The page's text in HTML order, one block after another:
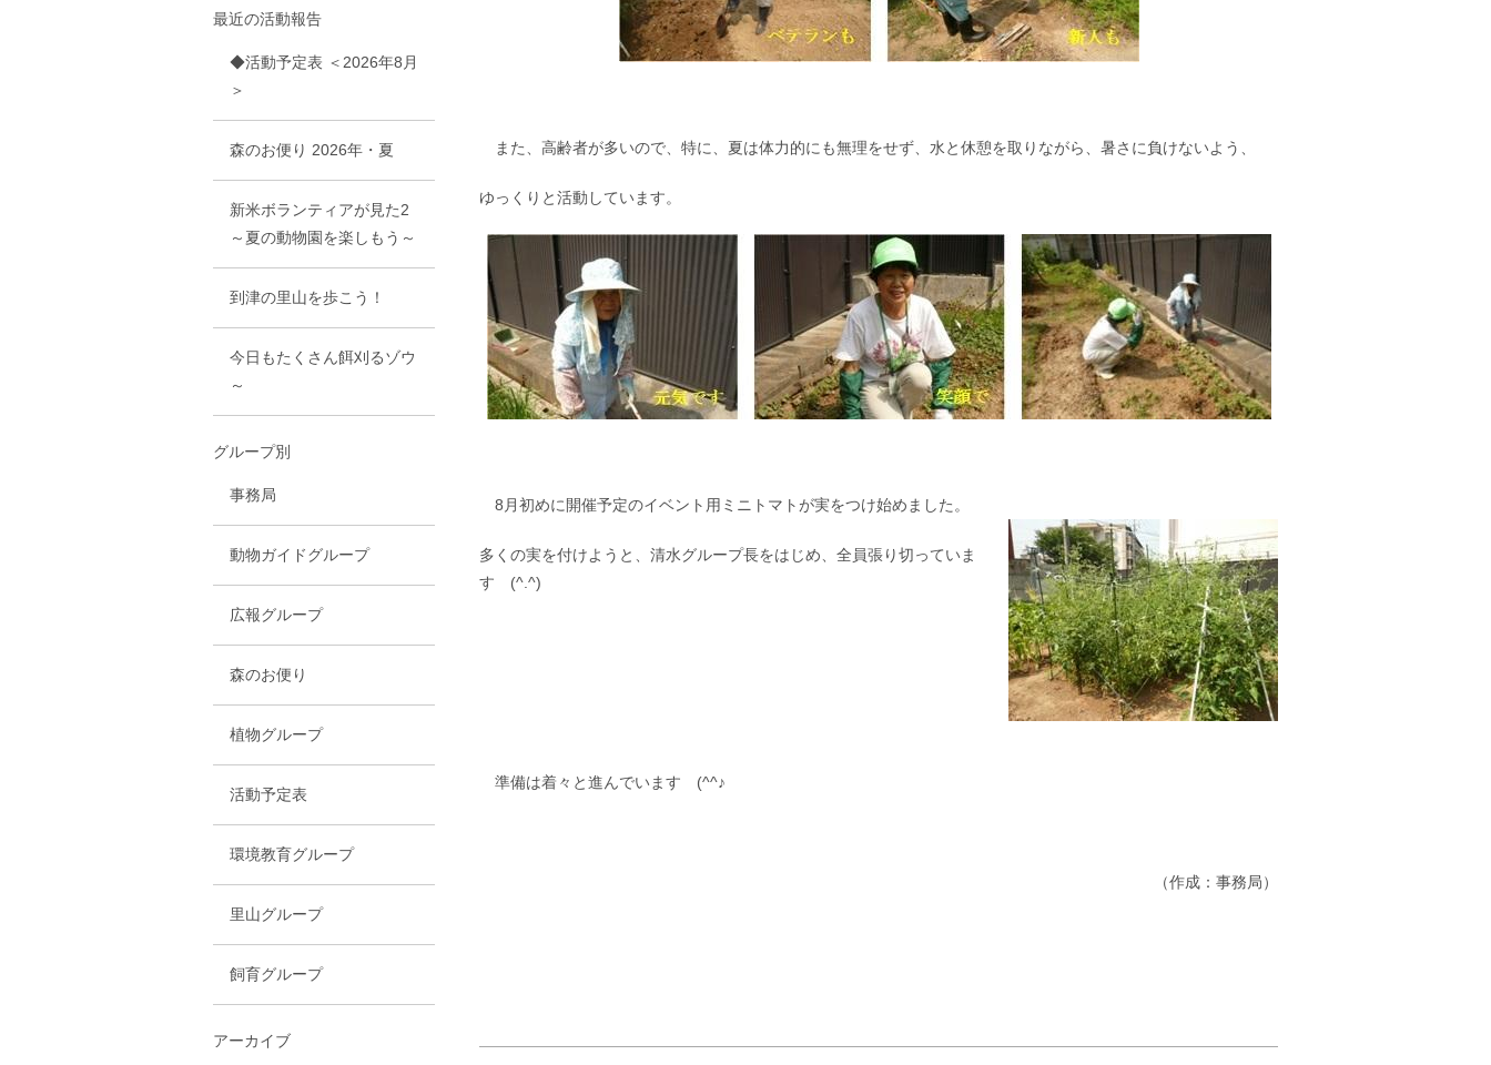
また、高齢者が多いので、特に、夏は体力的にも無理をせず、水と休憩を取りながら、暑さに負けないよう、
ゆっくりと活動しています。
8月初めに開催予定のイベント用ミニトマトが実をつけ始めました。
多くの実を付けようと、清水グループ長をはじめ、全員張り切っていま
す (^.^)
準備は着々と進んでいます (^^♪
（作成：事務局）
最近の活動報告
◆活動予定表 ＜2026年8月
＞
森のお便り 2026年・夏
新米ボランティアが見た2
～夏の動物園を楽しもう～
到津の里山を歩こう！
今日もたくさん餌刈るゾウ
～
グループ別
事務局
動物ガイドグループ
広報グループ
森のお便り
植物グループ
活動予定表
環境教育グループ
里山グループ
飼育グループ
アーカイブ